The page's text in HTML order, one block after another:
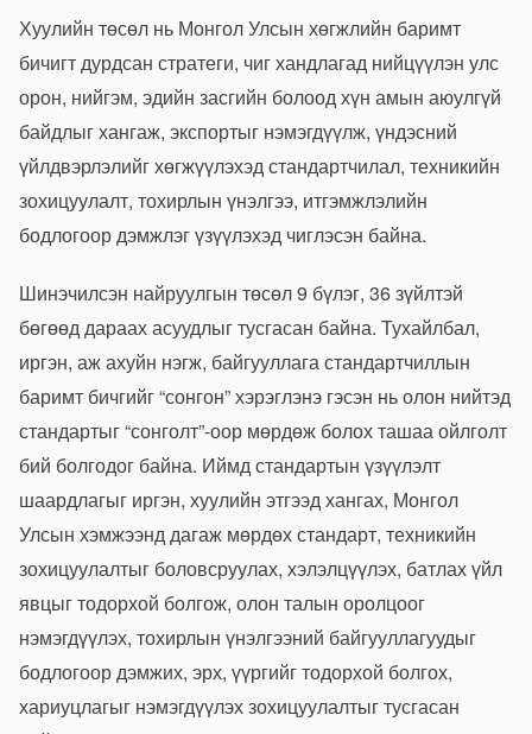
Хуулийн төсөл нь Монгол Улсын хөгжлийн баримт
бичигт дурдсан стратеги, чиг хандлагад нийцүүлэн улс
орон, нийгэм, эдийн засгийн болоод хүн амын аюулгүй
байдлыг хангаж, экспортыг нэмэгдүүлж, үндэсний
үйлдвэрлэлийг хөгжүүлэхэд стандартчилал, техникийн
зохицуулалт, тохирлын үнэлгээ, итгэмжлэлийн
бодлогоор дэмжлэг үзүүлэхэд чиглэсэн байна.
Шинэчилсэн найруулгын төсөл 9 бүлэг, 36 зүйлтэй
бөгөөд дараах асуудлыг тусгасан байна. Тухайлбал,
иргэн, аж ахуйн нэгж, байгууллага стандартчиллын
баримт бичгийг “сонгон” хэрэглэнэ гэсэн нь олон нийтэд
стандартыг “сонголт”-оор мөрдөж болох ташаа ойлголт
бий болгодог байна. Иймд стандартын үзүүлэлт
шаардлагыг иргэн, хуулийн этгээд хангах, Монгол
Улсын хэмжээнд дагаж мөрдөх стандарт, техникийн
зохицуулалтыг боловсруулах, хэлэлцүүлэх, батлах үйл
явцыг тодорхой болгож, олон талын оролцоог
нэмэгдүүлэх, тохирлын үнэлгээний байгууллагуудыг
бодлогоор дэмжих, эрх, үүргийг тодорхой болгох,
хариуцлагыг нэмэгдүүлэх зохицуулалтыг тусгасан